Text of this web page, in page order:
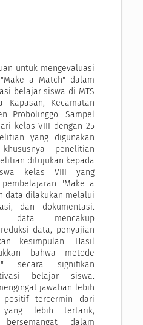
untuk mengevaluasi
a Match" dalam
belajar siswa di MTS
Kapasan, Kecamatan
Probolinggo. Sampel
kelas VIII dengan 25
yang digunakan
penelitian
ditujukan kepada
kelas VIII yang
"Make a
data dilakukan melalui
dan dokumentasi.
data mencakup
data, penyajian
kesimpulan. Hasil
bahwa metode
secara signifikan
belajar siswa.
jawaban lebih
positif tercermin dari
yang lebih tertarik,
dalam